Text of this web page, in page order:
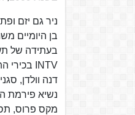
בן היומיים
נשיא פירמת
מקס פרוס,